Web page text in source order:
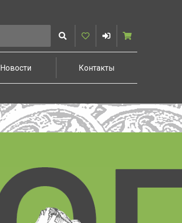
ИскатьИзбранное
ВойтиКорзина
Новости Контакты